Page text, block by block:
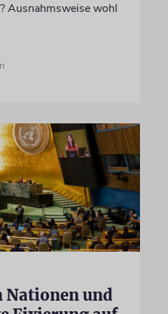
Ausnahmsweise wohl
Nationen und